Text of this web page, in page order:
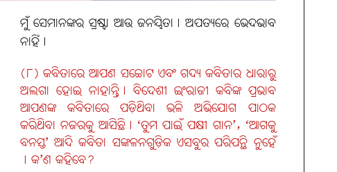
ମୁଁ ସେମାନଙ୍କର ସ୍ରଷ୍ଟା ଆଉ ଜନୟିତା। ଅପତ୍ୟରେ ଭେଦଭାବ
ନାହିଁ।
(୮) କବିତାରେ ଆପଣ ସଚ୍ଚୋଟ ଏବଂ ଗଦ୍ୟ କବିତାର ଧାରାରୁ
ଅଲଗା ହୋଇ ନାହାନ୍ତି। ବିଦେଶୀ ଇଂରାଜୀ କବିଙ୍କ ପ୍ରଭାବ
ଆପଣଙ୍କ କବିତାରେ ପଡ଼ିଥିବା ଭଳି ଅଭିଯୋଗ ପାଠକ
କରିଥିବା ନଜରକୁ ଆସିଛି। ‘ତୁମ ପାଇଁ ପକ୍ଷୀ ଗାନ’, ‘ଆଗକୁ
ବନସ୍ତ’ ଆଦି କବିତା ସଙ୍କଳନଗୁଡ଼ିକ ଏସବୁର ପରିପନ୍ଥି ନୁହେଁ
। କ’ଣ କହିବେ?